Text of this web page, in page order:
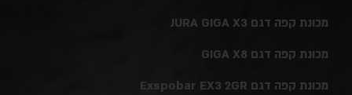
מכונת קפה דגם JURA GIGA X3
מכונת קפה דגם GIGA X8
מכונת קפה דגם Exspobar EX3 2GR